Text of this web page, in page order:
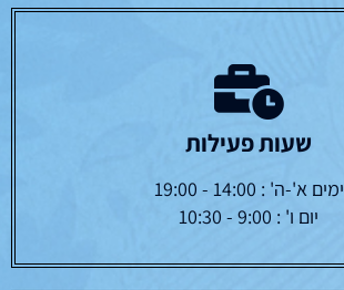
שעות פעילות
ימים א'-ה' : 14:00 - 19:00
יום ו' : 9:00 - 10:30